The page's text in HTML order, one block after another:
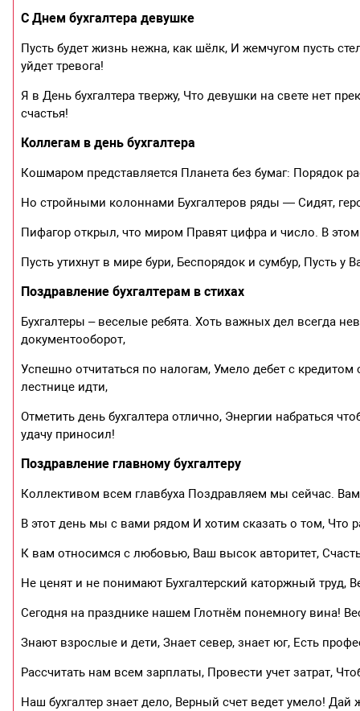
С Днем бухгалтера девушке
Пусть будет жизнь нежна, как шёлк, И жемчугом пусть
уйдет тревога!
Я в День бухгалтера твержу, Что девушки на свете нет
счастья!
Коллегам в день бухгалтера
Кошмаром представляется Планета без бумаг: Порядок
Но стройными колоннами Бухгалтеров ряды — Сидят,
Пифагор открыл, что миром Правят цифра и число. В
Пусть утихнут в мире бури, Беспорядок и сумбур, Пусть
Поздравление бухгалтерам в стихах
Бухгалтеры – веселые ребята. Хоть важных дел всегда
документооборот,
Успешно отчитаться по налогам, Умело дебет с
лестнице идти,
Отметить день бухгалтера отлично, Энергии набраться
удачу приносил!
Поздравление главному бухгалтеру
Коллективом всем главбуха Поздравляем мы сейчас.
В этот день мы с вами рядом И хотим сказать о том,
К вам относимся с любовью, Ваш высок авторитет,
Не ценят и не понимают Бухгалтерский каторжный труд,
Сегодня на празднике нашем Глотнём понемногу вина!
Знают взрослые и дети, Знает север, знает юг, Есть
Рассчитать нам всем зарплаты, Провести учет затрат,
Наш бухгалтер знает дело, Верный счет ведет умело!